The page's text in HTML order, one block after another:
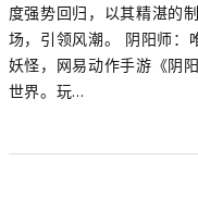
度强势回归，以其精湛的
场，引领风潮。 阴阳师：
妖怪，网易动作手游《阴
世界。玩...